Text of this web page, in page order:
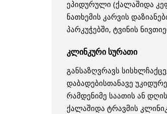
ეპიდურული (ქალაშიდა
ნათხემის კარვის
პარკუჭებში, ტვინის
კლინკური სურათი
განსაზღვრავს
დაბადებისთანავე
რამდენიმე საათის ან
ქალაშიდა ტრავმის